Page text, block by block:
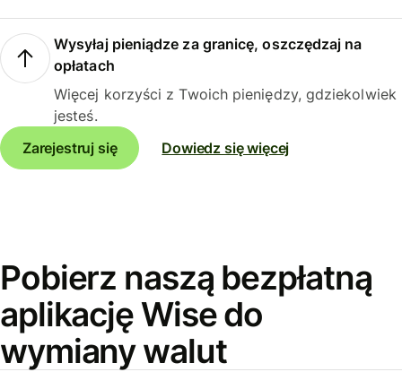
Wysyłaj pieniądze za granicę, oszczędzaj na
opłatach
Więcej korzyści z Twoich pieniędzy, gdziekolwiek
jesteś.
Zarejestruj się
Dowiedz się więcej
Pobierz naszą bezpłatną
aplikację Wise do
wymiany walut